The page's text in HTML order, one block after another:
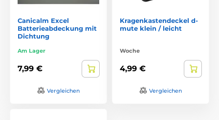
Canicalm Excel
Batterieabdeckung mit
Dichtung
Am Lager
7,99 €
Vergleichen
Kragenkastendeckel d-
mute klein / leicht
Woche
4,99 €
Vergleichen